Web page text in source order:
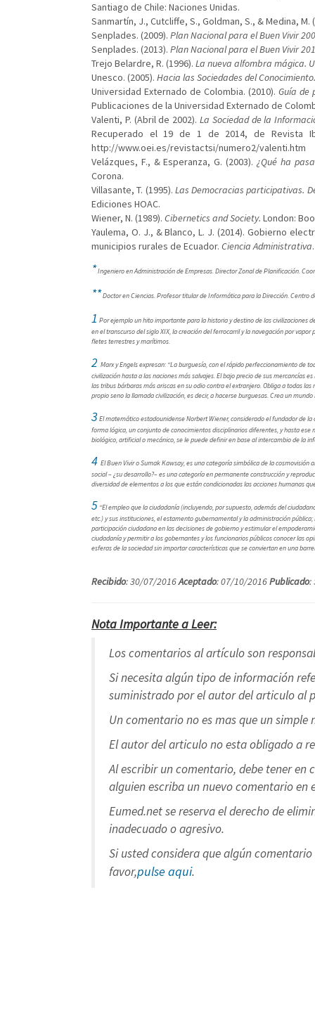
Santiago de Chile: Naciones Unidas.
Sanmartín, J., Cutcliffe, S., Goldman, S., & Medina, M.
Senplades. (2009). Plan Nacional para el Buen Vivir
Senplades. (2013). Plan Nacional para el Buen Vivir
Trejo Belardre, R. (1996). La nueva alfombra mágica.
Unesco. (2005). Hacia las Sociedades del Conocimiento.
Universidad Externado de Colombia. (2010).Guía de
Publicaciones de la Universidad Externado de
Valenti, P. (Abril de 2002).La Sociedad de la
Recuperado el 19 de 1 de 2014, de Revista
http://www.oei.es/revistactsi/numero2/valenti.htm
Velázques, F., & Esperanza, G. (2003). ¿Qué ha
Corona.
Villasante, T. (1995). Las Democracias participativas.
Ediciones HOAC.
Wiener, N. (1989). Cibernetics and Society. London:
Yaulema, O. J., & Blanco, L. J. (2014). Gobierno
municipios rurales de Ecuador. Ciencia Administrativa.
*Ingeniero en Administración de Empresas. Director Zonal de Planificación.
**Doctor en Ciencias. Profesor titular de Informática para la Dirección. Centro
1 Por ejemplo un hito importante para la historia y destino de las civilizaciones
en el transcurso del siglo XIX, la creación del ferrocarril y la navegación por
fletes terrestres y marítimos.
2 Marx y Engels expresan: “La burguesía, con el rápido perfeccionamiento de
civilización hasta a las naciones más salvajes. El bajo precio de sus mercancías
las tribus bárbaras más ariscas en su odio contra el extranjero. Obliga a todas
propio seno la llamada civilización, es decir, a hacerse burguesas. Crea un
3El matemático estadounidense Norbert Wiener, considerado el fundador de
forma lógica, un conjunto de conocimientos disciplinarios diferentes, y hasta
biológico, artificial o mecánico, se le puede definir en base al intercambio de la
4 El Buen Vivir o Sumak Kawsay, es una categoría simbólica de la
social – ¿su desarrollo?– es una categoría en permanente construcción y
diversidad de elementos a los que están condicionadas las acciones humanas
5 “El empleo que la ciudadanía (incluyendo, por supuesto, además del
etc.) y sus instituciones, el estamento gubernamental y la administración
participación ciudadana en las decisiones de gobierno y estimular el
ciudadanía y permitir a los gobernantes y los funcionarios públicos conocer las
esferas de la sociedad sin importar características que se conviertan en una
Recibido: 30/07/2016Aceptado: 07/10/2016Publicado:
Nota Importante a Leer:
Los comentarios al artículo son
Si necesita algún tipo de información
suministrado por el autor del articulo al
Un comentario no es mas que un
El autor del articulo no esta obligado a
Al escribir un comentario, debe tener en
alguien escriba un nuevo comentario en
Eumed.net se reserva el derecho de
inadecuado o agresivo.
Si usted considera que algún
favor,pulse aqui.